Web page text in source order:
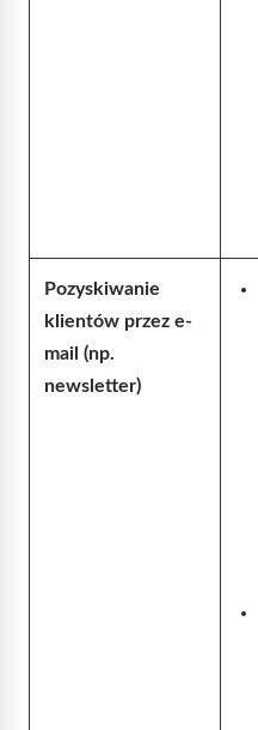
Pozyskiwanie
klientów przez e-
mail (np.
newsletter)